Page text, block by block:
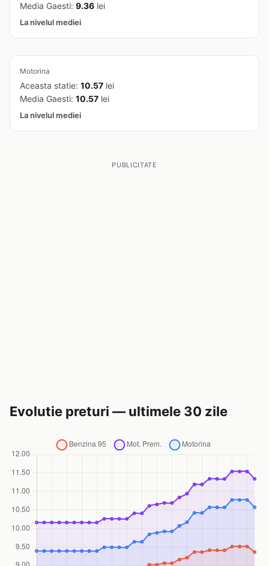
Media Gaesti: 9.36 lei
La nivelul mediei
Motorina
Aceasta statie: 10.57 lei
Media Gaesti: 10.57 lei
La nivelul mediei
PUBLICITATE
Evolutie preturi — ultimele 30 zile